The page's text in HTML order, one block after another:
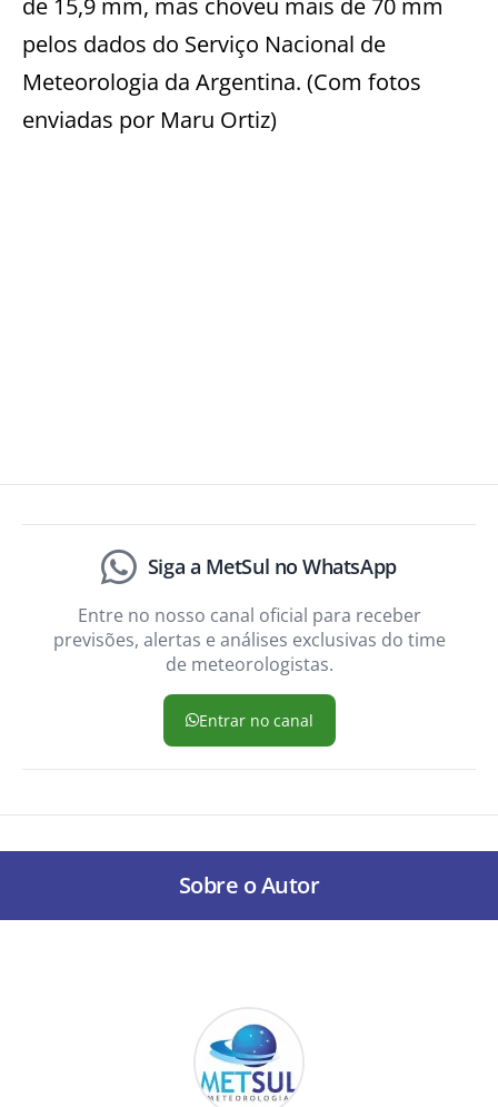
pelos dados do Serviço Nacional de
Meteorologia da Argentina. (Com fotos
enviadas por Maru Ortiz)
Siga a MetSul no WhatsApp
Entre no nosso canal oficial para receber
previsões, alertas e análises exclusivas do time
de meteorologistas.
Entrar no canal
Sobre o Autor